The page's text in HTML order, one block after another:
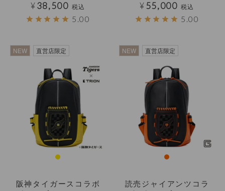
¥38,500 税込
5.00
¥55,000 税込
5.00
NEW 直営店限定
阪神タイガースコラボ
NEW 直営店限定
読売ジャイアンツコラ